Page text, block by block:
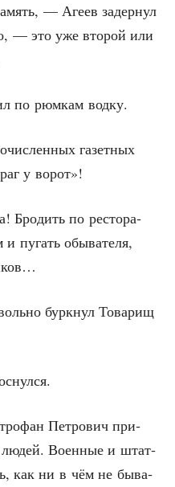
— Аге­ев задер­нул
— это уже вто­рой или
по рюм­кам водку.
газет­ных
у ворот»!
Бро­дить по ресто­ра­
пугать обы­ва­те­ля,
бурк­нул Това­рищ
Пет­ро­вич при­
людей. Воен­ные и штат­
как ни в чём не быва­